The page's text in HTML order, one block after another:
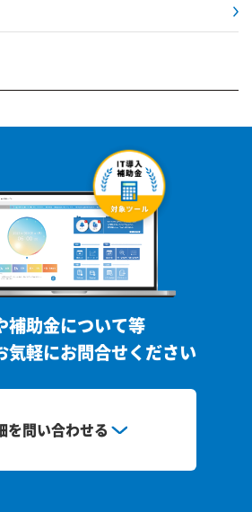
補助金について等
気軽にお問合せください
を問い合わせる